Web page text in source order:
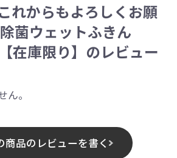
れからもよろしくお願
菌ウェットふきん
在庫限り】のレビュー
ん。
商品のレビューを書く